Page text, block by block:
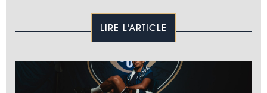
LIRE L'ARTICLE